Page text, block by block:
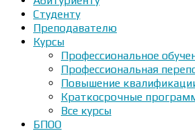
Студенту
Преподавателю
Курсы
Профессиональное
Профессиональная
Повышение
Краткосрочные
Все курсы
БПОО